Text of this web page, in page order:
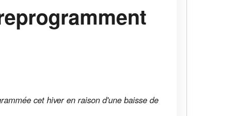
cet hiver en raison d'une baisse de